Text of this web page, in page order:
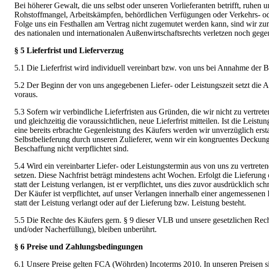
Bei höherer Gewalt, die uns selbst oder unseren Vorlieferanten betrifft,
Rohstoffmangel, Arbeitskämpfen, behördlichen Verfügungen oder Verkehrs-
Folge uns ein Festhallen am Vertrag nicht zugemutet werden kann, sind wir
des nationalen und internationalen Außenwirtschaftsrechts verletzen noch
§ 5 Lieferfrist und Lieferverzug
5.1 Die Lieferfrist wird individuell vereinbart bzw. von uns bei Annahme der
5.2 Der Beginn der von uns angegebenen Liefer- oder Leistungszeit setzt
voraus.
5.3 Sofern wir verbindliche Lieferfristen aus Gründen, die wir nicht zu
und gleichzeitig die voraussichtlichen, neue Lieferfrist mitteilen. Ist die
eine bereits erbrachte Gegenleistung des Käufers werden wir unverzüglich
Selbstbelieferung durch unseren Zulieferer, wenn wir ein kongruentes
Beschaffung nicht verpflichtet sind.
5.4 Wird ein vereinbarter Liefer- oder Leistungstermin aus von uns zu
setzen. Diese Nachfrist beträgt mindestens acht Wochen. Erfolgt die
statt der Leistung verlangen, ist er verpflichtet, uns dies zuvor ausdrücklich
Der Käufer ist verpflichtet, auf unser Verlangen innerhalb einer
statt der Leistung verlangt oder auf der Lieferung bzw. Leistung besteht.
5.5 Die Rechte des Käufers gern. § 9 dieser VLB und unsere gesetzlichen
und/oder Nacherfüllung), bleiben unberührt.
§ 6 Preise und Zahlungsbedingungen
6.1 Unsere Preise gelten FCA (Wöhrden) Incoterms 2010. In unseren